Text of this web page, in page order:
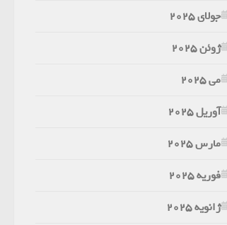
جولای 2025
ژوئن 2025
می 2025
آوریل 2025
مارس 2025
فوریه 2025
ژانویه 2025